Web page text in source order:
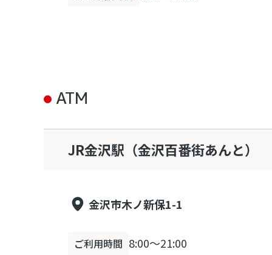
ATM
JR金沢駅（金沢百番街あんと）
金沢市木ノ新保1-1
ご利用時間 8:00～21:00